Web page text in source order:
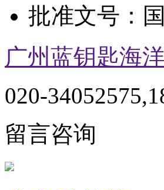
批准文号：
广州蓝钥匙海
020-
留言咨询